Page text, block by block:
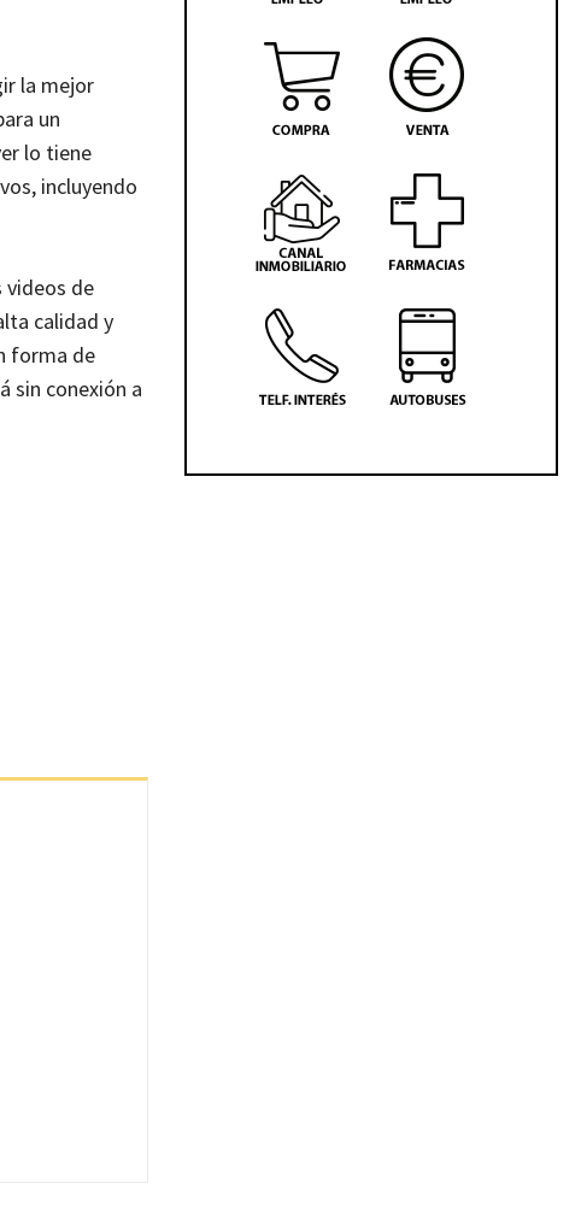
la mejor
un
lo tiene
incluyendo
videos de
calidad y
forma de
sin conexión a